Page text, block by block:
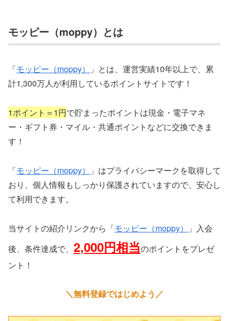
モッピー（moppy）とは
「モッピー（moppy）
」とは、運営実績10年以上で、累
計1,300万人が利用しているポイントサイトです！
1ポイント＝1円で貯まったポイントは現金・電子マネ
ー・ギフト券・マイル・共通ポイントなどに交換できま
す！
「モッピー（moppy）
」はプライバシーマークを取得して
おり、個人情報もしっかり保護されていますので、安心し
て利用できます。
当サイトの紹介リンクから「モッピー（moppy）
」入会
後、条件達成で、 2,000円相当のポイントをプレゼ
ント！
＼無料登録ではじめよう／